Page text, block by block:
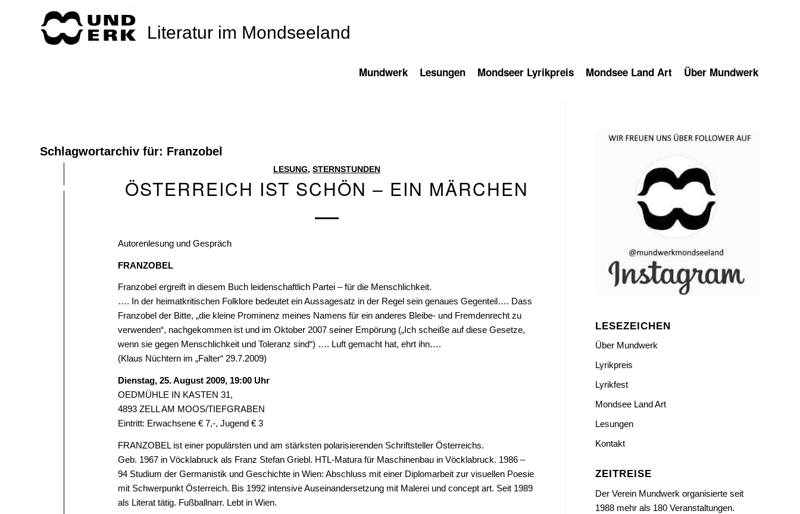
Literatur im Mondseeland
Mundwerk Lesungen Mondseer Lyrikpreis Mondsee Land Art Über Mundwerk
Schlagwortarchiv für: Franzobel
LESUNG,STERNSTUNDEN
ÖSTERREICH IST SCHÖN – EIN MÄRCHEN
Autorenlesung und Gespräch
FRANZOBEL
Franzobel ergreift in diesem Buch leidenschaftlich Partei – für die Menschlichkeit.
…. In der heimatkritischen Folklore bedeutet ein Aussagesatz in der Regel sein genaues Gegenteil…. Dass
Franzobel der Bitte, „die kleine Prominenz meines Namens für ein anderes Bleibe- und Fremdenrecht zu
verwenden“, nachgekommen ist und im Oktober 2007 seiner Empörung („Ich scheiße auf diese Gesetze,
wenn sie gegen Menschlichkeit und Toleranz sind“) …. Luft gemacht hat, ehrt ihn….
(Klaus Nüchtern im „Falter“ 29.7.2009)
Dienstag, 25. August 2009, 19:00 Uhr
OEDMÜHLE IN KASTEN 31,
4893 ZELL AM MOOS/TIEFGRABEN
Eintritt: Erwachsene € 7,-, Jugend € 3
FRANZOBEL ist einer populärsten und am stärksten polarisierenden Schriftsteller Österreichs.
Geb. 1967 in Vöcklabruck als Franz Stefan Griebl. HTL-Matura für Maschinenbau in Vöcklabruck. 1986 –
94 Studium der Germanistik und Geschichte in Wien: Abschluss mit einer Diplomarbeit zur visuellen Poesie
mit Schwerpunkt Österreich. Bis 1992 intensive Auseinandersetzung mit Malerei und concept art. Seit 1989
als Literat tätig. Fußballnarr. Lebt in Wien.
LESEZEICHEN
Über Mundwerk
Lyrikpreis
Lyrikfest
Mondsee Land Art
Lesungen
Kontakt
ZEITREISE
Der Verein Mundwerk organisierte seit
1988 mehr als 180 Veranstaltungen.